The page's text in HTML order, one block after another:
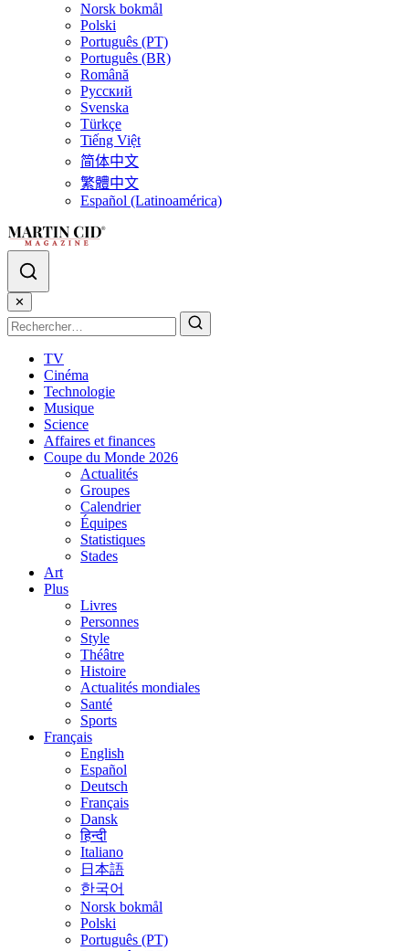
Norsk bokmål
Polski
Português (PT)
Português (BR)
Română
Русский
Svenska
Türkçe
Tiếng Việt
简体中文
繁體中文
Español (Latinoamérica)
✕
TV
Cinéma
Technologie
Musique
Science
Affaires et finances
Coupe du Monde 2026
Actualités
Groupes
Calendrier
Équipes
Statistiques
Stades
Art
Plus
Livres
Personnes
Style
Théâtre
Histoire
Actualités mondiales
Santé
Sports
Français
English
Español
Deutsch
Français
Dansk
हिन्दी
Italiano
日本語
한국어
Norsk bokmål
Polski
Português (PT)